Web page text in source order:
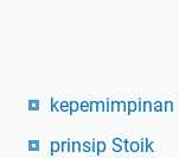
kepemimpinan
prinsip Stoik